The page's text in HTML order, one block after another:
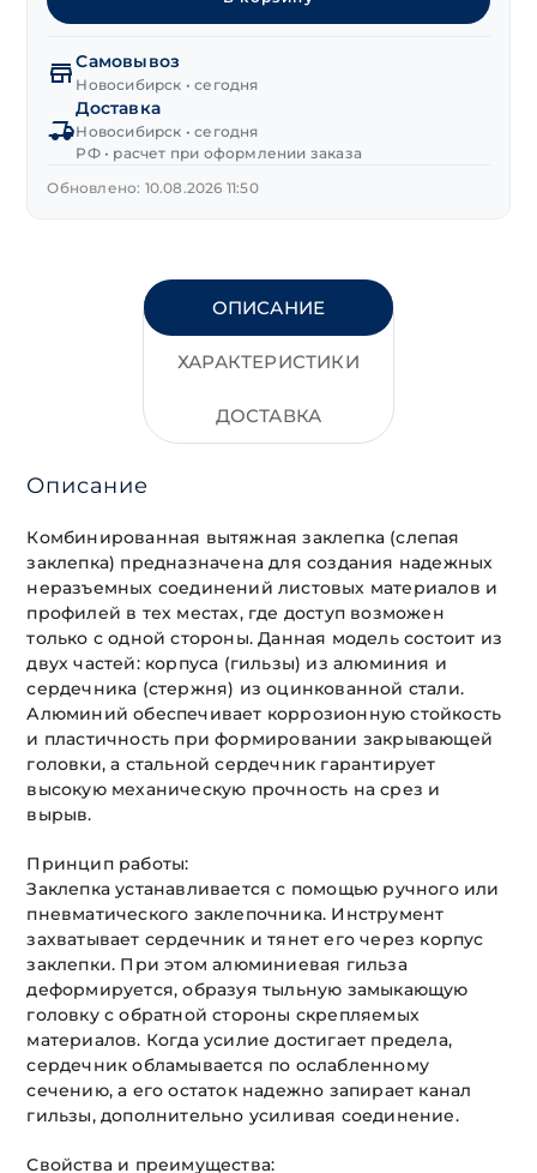
вытяж.
ст
3,2х10 мм
Самовывоз
Новосибирск • сегодня
Доставка
Новосибирск • сегодня
РФ • расчет при оформлении заказа
Обновлено: 10.08.2026 11:50
ОПИСАНИЕ
ХАРАКТЕРИСТИКИ
ДОСТАВКА
Описание
Комбинированная вытяжная заклепка (слепая
заклепка) предназначена для создания надежных
неразъемных соединений листовых материалов и
профилей в тех местах, где доступ возможен
только с одной стороны. Данная модель состоит из
двух частей: корпуса (гильзы) из алюминия и
сердечника (стержня) из оцинкованной стали.
Алюминий обеспечивает коррозионную стойкость
и пластичность при формировании закрывающей
головки, а стальной сердечник гарантирует
высокую механическую прочность на срез и
вырыв.
Принцип работы:
Заклепка устанавливается с помощью ручного или
пневматического заклепочника. Инструмент
захватывает сердечник и тянет его через корпус
заклепки. При этом алюминиевая гильза
деформируется, образуя тыльную замыкающую
головку с обратной стороны скрепляемых
материалов. Когда усилие достигает предела,
сердечник обламывается по ослабленному
сечению, а его остаток надежно запирает канал
гильзы, дополнительно усиливая соединение.
Свойства и преимущества: